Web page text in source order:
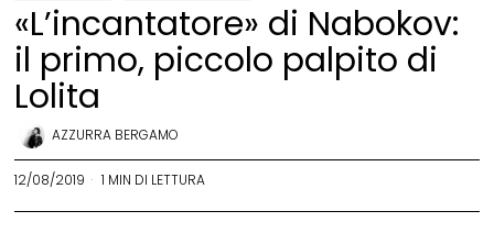
«L’incantatore» di Nabokov:
il primo, piccolo palpito di
Lolita
AZZURRA BERGAMO
12/08/2019 1 MIN DI LETTURA